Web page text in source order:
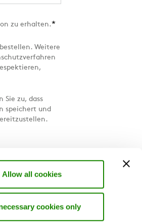
Allow all cookies
cookies only
zu erhalten.*
Weitere
Sie zu, dass
speichert und